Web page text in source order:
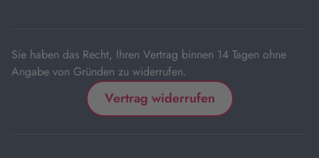
Sie haben das Recht, Ihren Vertrag binnen 14 Tagen ohne
Angabe von Gründen zu widerrufen.
Vertrag widerrufen